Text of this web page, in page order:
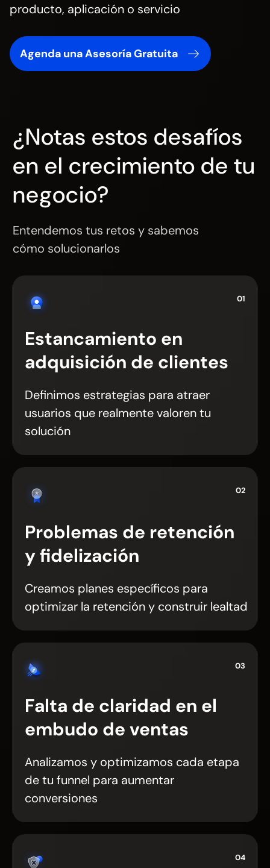
producto, aplicación o servicio
Agenda una Asesoría Gratuita
¿Notas estos desafíos
en el crecimiento de tu
negocio?
Entendemos tus retos y sabemos
cómo solucionarlos
01
Estancamiento en
adquisición de clientes
Definimos estrategias para atraer
usuarios que realmente valoren tu
solución
02
Problemas de retención
y fidelización
Creamos planes específicos para
optimizar la retención y construir lealtad
03
Falta de claridad en el
embudo de ventas
Analizamos y optimizamos cada etapa
de tu funnel para aumentar
conversiones
04